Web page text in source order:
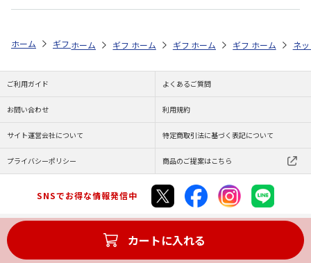
カートに入れる
ホーム ギフトストア お中元・夏ギフト特集 2026 おつまみ・お惣菜
ホーム ギフトストア お中元・夏ギフト特集 2026
ホーム ギフトストア お中元・夏ギフト
ホーム ギフトストア お
ホーム ネ
ご利用ガイド よくあるご質問
お問い合わせ 利用規約
サイト運営会社について 特定商取引法に基づく表記について
プライバシーポリシー 商品のご提案はこちら
SNSでお得な情報発信中